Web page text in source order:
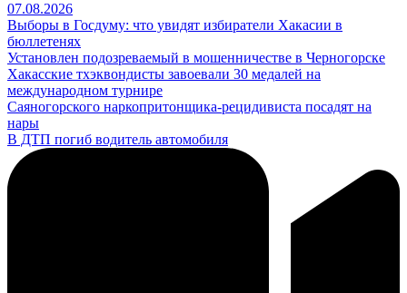
07.08.2026
Выборы в Госдуму: что увидят избиратели Хакасии в
бюллетенях
Установлен подозреваемый в мошенничестве в Черногорске
Хакасские тхэквондисты завоевали 30 медалей на
международном турнире
Саяногорского наркопритонщика-рецидивиста посадят на
нары
В ДТП погиб водитель автомобиля